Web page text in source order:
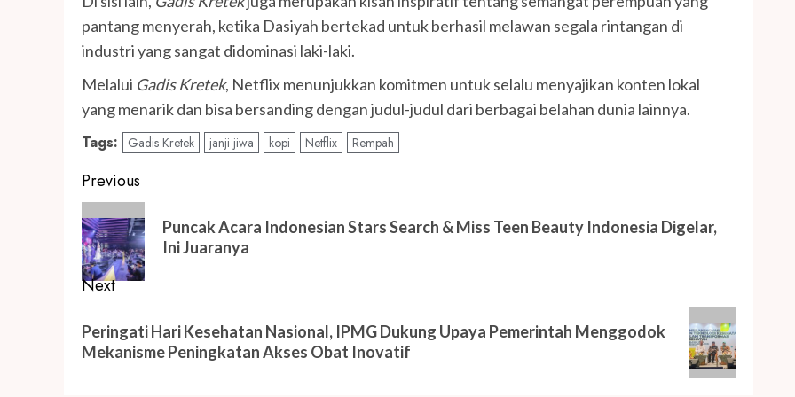
pantang menyerah, ketika Dasiyah bertekad untuk berhasil melawan segala rintangan di
industri yang sangat didominasi laki-laki.
Melalui Gadis Kretek, Netflix menunjukkan komitmen untuk selalu menyajikan konten lokal
yang menarik dan bisa bersanding dengan judul-judul dari berbagai belahan dunia lainnya.
Tags: Gadis Kretek janji jiwa kopi Netflix Rempah
Post
navigation
Previous
Previous
post:
Puncak Acara Indonesian Stars Search & Miss Teen Beauty Indonesia Digelar,
Ini Juaranya
Next
post:
Peringati Hari Kesehatan Nasional, IPMG Dukung Upaya Pemerintah Menggodok
Mekanisme Peningkatan Akses Obat Inovatif